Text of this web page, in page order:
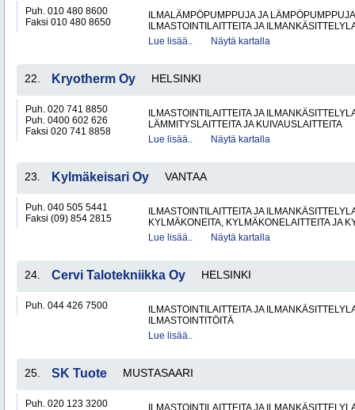
Puh. 010 480 8600
Faksi 010 480 8650
ILMALÄMPÖPUMPPUJA JA LÄMPÖPUMPPUJA
ILMASTOINTILAITTEITA JA
Lue lisää..
Näytä kartalla
22. Kryotherm Oy HELSINKI
Puh. 020 741 8850
Puh. 0400 602 626
Faksi 020 741 8858
ILMASTOINTILAITTEITA JA
LÄMMITYSLAITTEITA JA KUIVAUSLAITTEITA
Lue lisää..
Näytä kartalla
23. Kylmäkeisari Oy VANTAA
Puh. 040 505 5441
Faksi (09) 854 2815
ILMASTOINTILAITTEITA JA
KYLMÄKONEITA, KYLMÄKONELAITTEITA JA
Lue lisää..
Näytä kartalla
24. Cervi Talotekniikka Oy HELSINKI
Puh. 044 426 7500
ILMASTOINTILAITTEITA JA
ILMASTOINTITÖITÄ
Lue lisää..
25. SK Tuote MUSTASAARI
Puh. 020 123 3200
ILMASTOINTILAITTEITA JA